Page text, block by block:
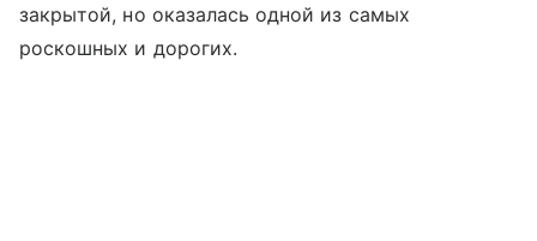
закрытой, но оказалась одной из самых
роскошных и дорогих.